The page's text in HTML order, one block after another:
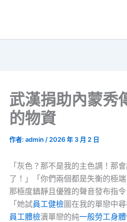
武漢捐助內蒙秀
的物資
作者: admin / 2026 年 3 月 2 日
「灰色？那不是我的主色調！那
了！」「你們兩個都是失衡的極
那極度鎮靜且優雅的聲音發布指
「她試員工健檢圖在我的單戀中
員工體檢瀆單戀的純一般勞工身